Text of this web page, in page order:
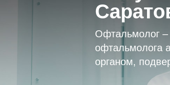
Офтальмолог –
офтальмолога
органом,